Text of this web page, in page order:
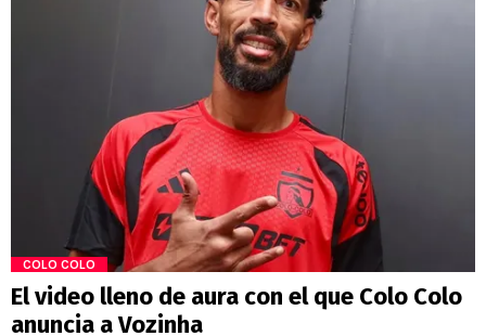
COLO COLO
El video lleno de aura con el que Colo Colo
anuncia a Vozinha